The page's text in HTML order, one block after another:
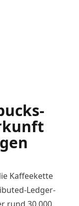
Kaffeekette
Ledger-